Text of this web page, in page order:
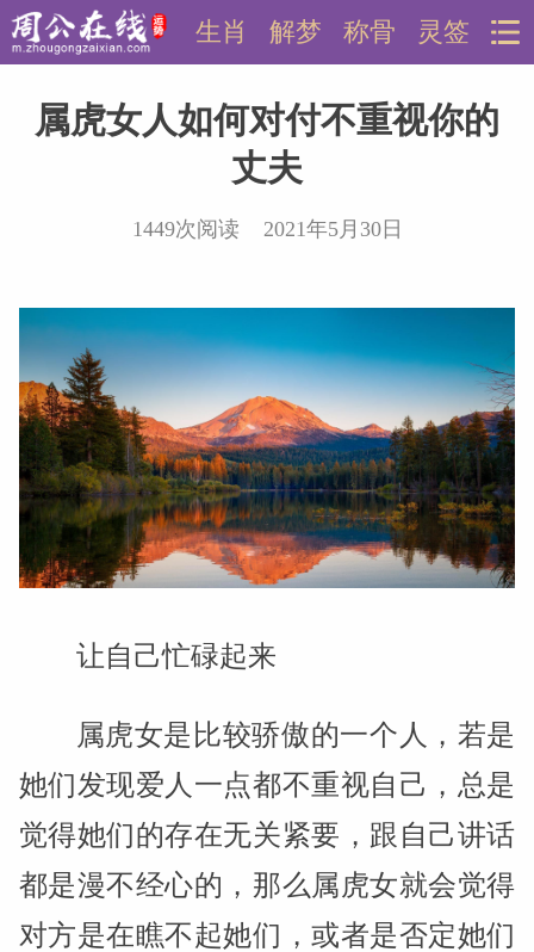
灵签
称骨
解梦
生肖
属虎女人如何对付不重视你的
丈夫
1449次阅读 2021年5月30日
让自己忙碌起来
属虎女是比较骄傲的一个人，若是
她们发现爱人一点都不重视自己，总是
觉得她们的存在无关紧要，跟自己讲话
都是漫不经心的，那么属虎女就会觉得
对方是在瞧不起她们，或者是否定她们